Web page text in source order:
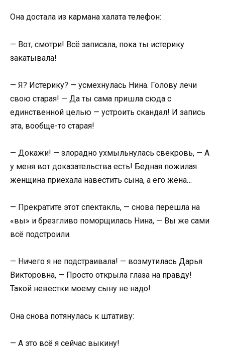
Она достала из кармана халата телефон:
— Вот, смотри! Всё записала, пока ты истерику
закатывала!
— Я? Истерику? — усмехнулась Нина. Голову лечи
свою старая! — Да ты сама пришла сюда с
единственной целью — устроить скандал! И запись
эта, вообще-то старая!
— Докажи! — злорадно ухмыльнулась свекровь, — А
у меня вот доказательства есть! Бедная пожилая
женщина приехала навестить сына, а его жена…
— Прекратите этот спектакль, — снова перешла на
«вы» и брезгливо поморщилась Нина, — Вы же сами
всё подстроили.
— Ничего я не подстраивала! — возмутилась Дарья
Викторовна, — Просто открыла глаза на правду!
Такой невестки моему сыну не надо!
Она снова потянулась к штативу:
— А это всё я сейчас выкину!